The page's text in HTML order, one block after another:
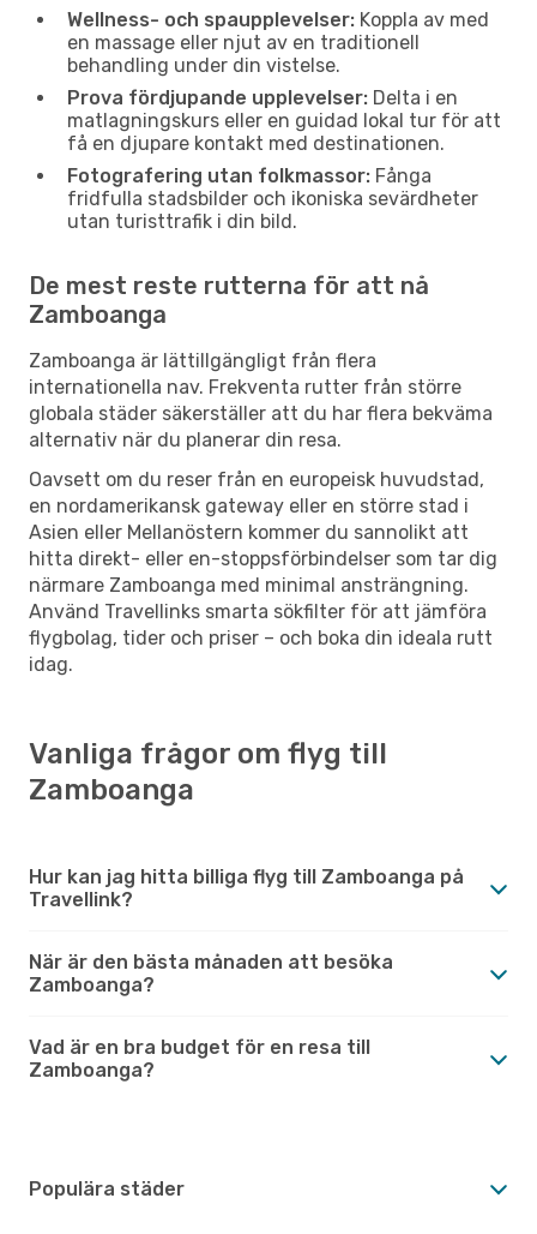
Wellness- och spaupplevelser: Koppla av med
en massage eller njut av en traditionell
behandling under din vistelse.
Prova fördjupande upplevelser: Delta i en
matlagningskurs eller en guidad lokal tur för att
få en djupare kontakt med destinationen.
Fotografering utan folkmassor: Fånga
fridfulla stadsbilder och ikoniska sevärdheter
utan turisttrafik i din bild.
De mest reste rutterna för att nå
Zamboanga
Zamboanga är lättillgängligt från flera
internationella nav. Frekventa rutter från större
globala städer säkerställer att du har flera bekväma
alternativ när du planerar din resa.
Oavsett om du reser från en europeisk huvudstad,
en nordamerikansk gateway eller en större stad i
Asien eller Mellanöstern kommer du sannolikt att
hitta direkt- eller en-stoppsförbindelser som tar dig
närmare Zamboanga med minimal ansträngning.
Använd Travellinks smarta sökfilter för att jämföra
flygbolag, tider och priser – och boka din ideala rutt
idag.
Vanliga frågor om flyg till
Zamboanga
Hur kan jag hitta billiga flyg till Zamboanga på
Travellink?
När är den bästa månaden att besöka
Zamboanga?
Vad är en bra budget för en resa till
Zamboanga?
Populära städer